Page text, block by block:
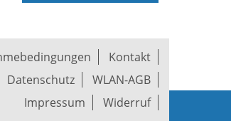
Kontakt
Datenschutz
WLAN-AGB
Impressum
Widerruf